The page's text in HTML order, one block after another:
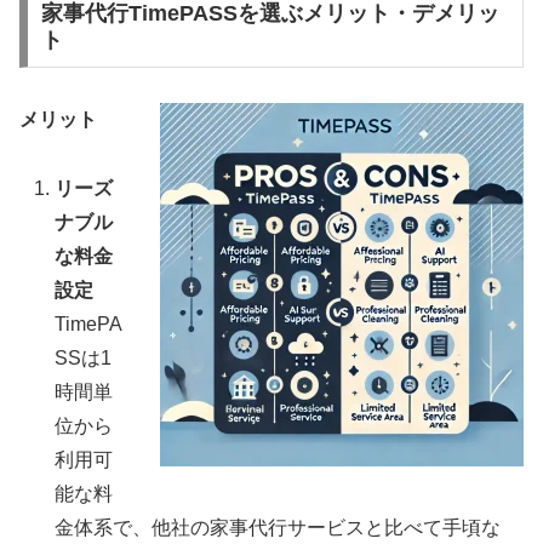
家事代行TimePASSを選ぶメリット・デメリッ
ト
メリット
リーズ
ナブル
な料金
設定
TimePA
SSは1
時間単
位から
利用可
能な料
金体系で、他社の家事代行サービスと比べて手頃な